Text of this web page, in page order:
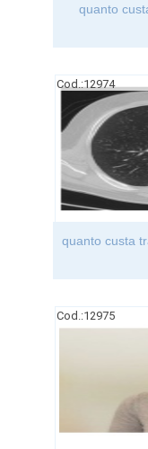
quanto
Cod.:12974
quanto custa
Cod.:12975